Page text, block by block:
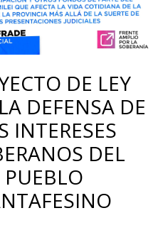
DE LEY
DEFENSA DE
INTERESES
DEL
PUEBLO